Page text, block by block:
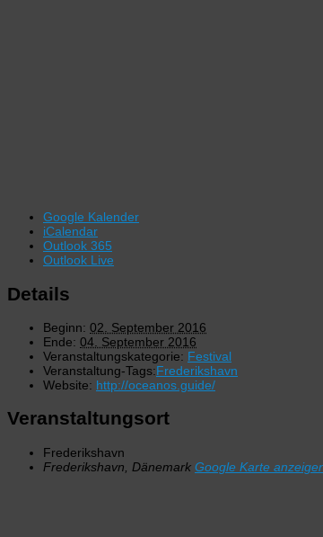
Google Kalender
iCalendar
Outlook 365
Outlook Live
Details
Beginn: 02. September 2016
Ende: 04. September 2016
Veranstaltungskategorie: Festival
Veranstaltung-Tags:Frederikshavn
Website: http://oceanos.guide/
Veranstaltungsort
Frederikshavn
Frederikshavn
Dänemark Google Karte